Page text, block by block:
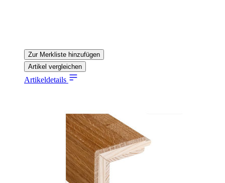
Zur Merkliste hinzufügen
Artikel vergleichen
Artikeldetails